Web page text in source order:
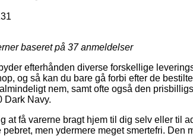
baseret på 37anmeldelser
efterhånden diverse forskellige
og så kan du bare gå forbi efter de
nem, samt ofte også den
Dark Navy.
at få varerne bragt hjem til dig selv eller til
pebret, men ydermere meget smertefri. Den